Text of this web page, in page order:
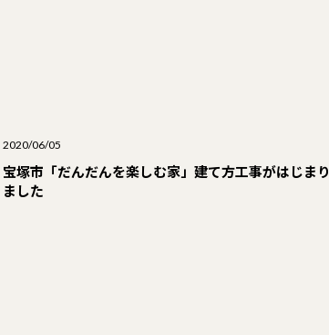
2020/06/05
宝塚市「だんだんを楽しむ家」建て方工事がはじまり
ました